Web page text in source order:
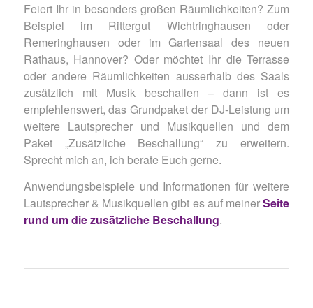
Feiert Ihr in besonders großen Räumlichkeiten? Zum
Beispiel im Rittergut Wichtringhausen oder
Remeringhausen oder im Gartensaal des neuen
Rathaus, Hannover? Oder möchtet Ihr die Terrasse
oder andere Räumlichkeiten ausserhalb des Saals
zusätzlich mit Musik beschallen – dann ist es
empfehlenswert, das Grundpaket der DJ-Leistung um
weitere Lautsprecher und Musikquellen und dem
Paket „Zusätzliche Beschallung“ zu erweitern.
Sprecht mich an, ich berate Euch gerne.
Anwendungsbeispiele und Informationen für weitere
Lautsprecher & Musikquellen gibt es auf meinerSeite
rund um die zusätzliche Beschallung.